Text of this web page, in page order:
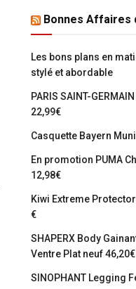
Bonnes Affaires
Les bons plans en
stylé et abordable
PARIS SAINT-
22,99€
Casquette Bayern
En promotion PUMA
12,98€
Kiwi Extreme
€
SHAPERX Body
Ventre Plat neuf 46,20€
SINOPHANT Legging